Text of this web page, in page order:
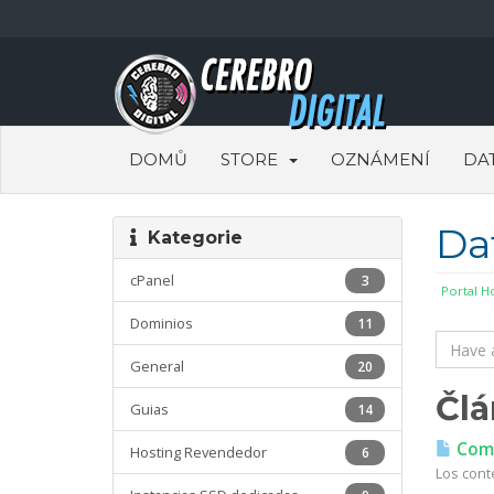
DOMŮ STORE OZNÁMENÍ
Portal
Kategorie
3
cPanel
11
Dominios
20
General
14
Guias
6
Hosting Revendedor
Los